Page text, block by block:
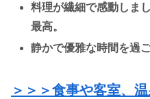
料理が繊細で感動しま
最高。
静かで優雅な時間を過
＞＞＞食事や客室、